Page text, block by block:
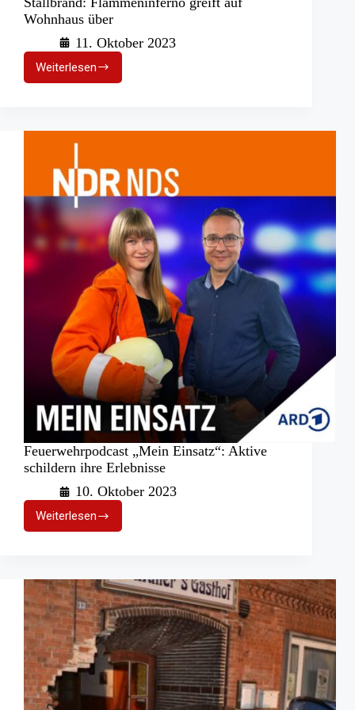
Wohnhaus über
11. Oktober 2023
WeiterlesenStallbrand:
Flammeninferno
Wohnhaus
über
Feuerwehrpodcast „Mein Einsatz“: Aktive
schildern ihre Erlebnisse
10. Oktober 2023
WeiterlesenFeuerwehrpodcast
„Mein
schildern
ihre
Erlebnisse